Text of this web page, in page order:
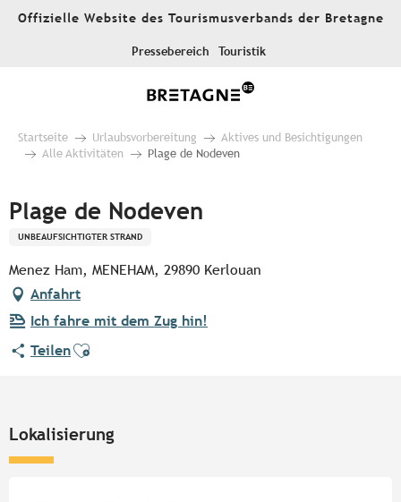
AllerOffizielle Website des Tourismusverbands der Bretagne
Pressebereich Touristik
Startseite Urlaubsvorbereitung
Aktives und Besichtigungen
Alle Aktivitäten
Plage de Nodeven
Plage de Nodeven
UNBEAUFSICHTIGTER STRAND
Menez Ham, MENEHAM, 29890 Kerlouan
Anfahrt
Ich fahre mit dem Zug hin!
TeilenAjouter aux favoris
Lokalisierung